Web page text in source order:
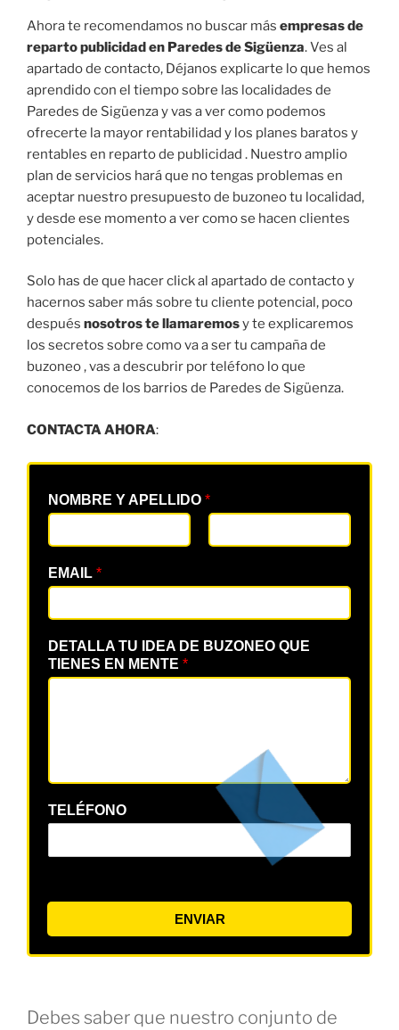
Ahora te recomendamos no buscar más empresas de
reparto publicidad en Paredes de Sigüenza. Ves al
apartado de contacto, Déjanos explicarte lo que hemos
aprendido con el tiempo sobre las localidades de
Paredes de Sigüenza y vas a ver como podemos
ofrecerte la mayor rentabilidad y los planes baratos y
rentables en reparto de publicidad . Nuestro amplio
plan de servicios hará que no tengas problemas en
aceptar nuestro presupuesto de buzoneo tu localidad,
y desde ese momento a ver como se hacen clientes
potenciales.
Solo has de que hacer click al apartado de contacto y
hacernos saber más sobre tu cliente potencial, poco
después nosotros te llamaremosy te explicaremos
los secretos sobre como va a ser tu campaña de
buzoneo , vas a descubrir por teléfono lo que
conocemos de los barrios de Paredes de Sigüenza.
CONTACTA AHORA:
NOMBRE Y APELLIDO *
EMAIL *
DETALLA TU IDEA DE BUZONEO QUE
TIENES EN MENTE *
TELÉFONO
ENVIAR
Debes saber que nuestro conjunto de